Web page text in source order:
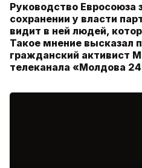
Руководство Евросоюза
сохранении у власти
видит в ней людей,
Такое мнение высказал
гражданский активист
телеканала «Молдова